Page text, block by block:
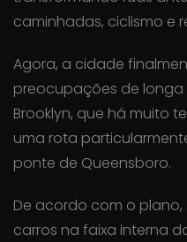
caminhadas, ciclismo e
Agora, a cidade
preocupações de
Brooklyn, que há muito
uma rota
ponte de Queensboro.
De acordo com o
carros na faixa interna